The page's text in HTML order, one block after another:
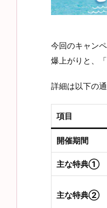
今回のキャン
爆上がりと、
詳細は以下の通
項目
開催期間
主な特典①
主な特典②